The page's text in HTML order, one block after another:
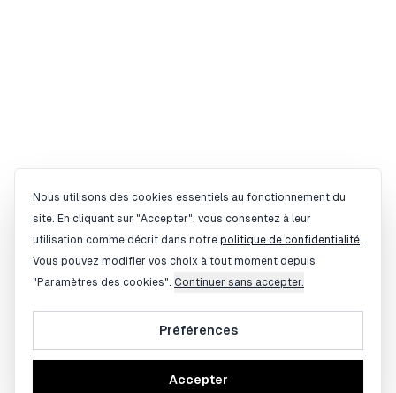
Gestion des cookies
Nous utilisons des cookies essentiels au fonctionnement du
site. En cliquant sur "Accepter", vous consentez à leur
utilisation comme décrit dans notre politique de confidentialité.
Vous pouvez modifier vos choix à tout moment depuis
"Paramètres des cookies". Continuer sans accepter.
Préférences
Accepter